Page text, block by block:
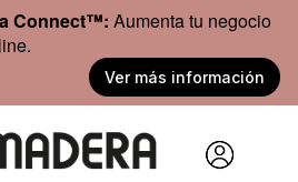
Connect™: Aumenta tu negocio
Ver más información